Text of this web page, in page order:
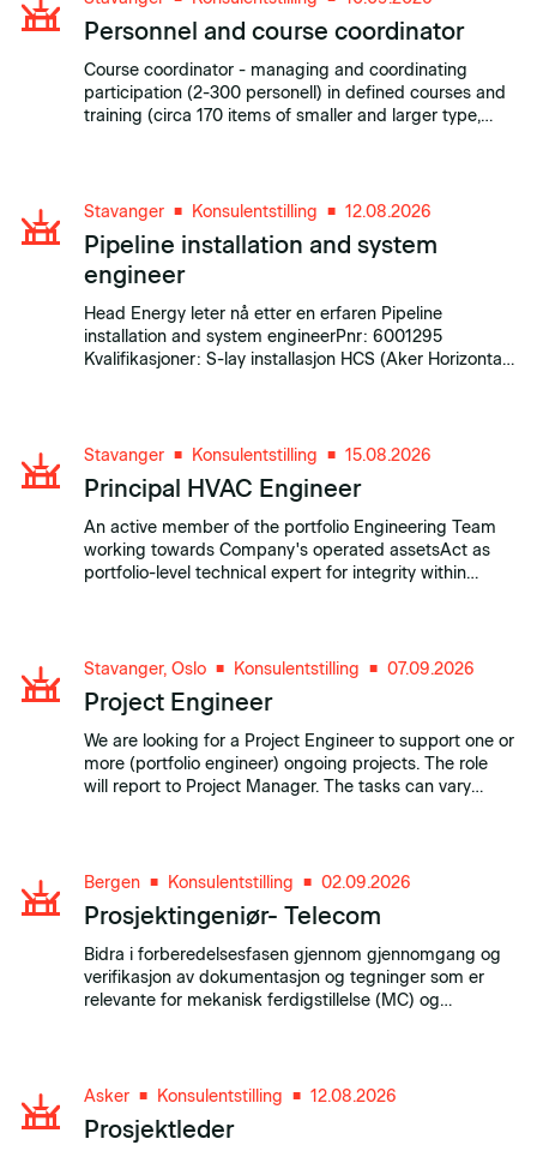
Personnel and course coordinator
Course coordinator - managing and coordinating
participation (2-300 personell) in defined courses and
training (circa 170 items of smaller and larger type,
Stavanger ■ Konsulentstilling ■ 12.08.2026
Pipeline installation and system
engineer
Head Energy leter nå etter en erfaren Pipeline
installation and system engineerPnr: 6001295
Kvalifikasjoner: S-lay installasjon HCS (Aker Horizontal
Stavanger ■ Konsulentstilling ■ 15.08.2026
Principal HVAC Engineer
An active member of the portfolio Engineering Team
working towards Company's operated assetsAct as
portfolio-level technical expert for integrity within
Stavanger, Oslo ■ Konsulentstilling ■ 07.09.2026
Project Engineer
We are looking for a Project Engineer to support one or
more (portfolio engineer) ongoing projects. The role
will report to Project Manager. The tasks can vary
Bergen ■ Konsulentstilling ■ 02.09.2026
Prosjektingeniør- Telecom
Bidra i forberedelsesfasen gjennom gjennomgang og
verifikasjon av dokumentasjon og tegninger som er
relevante for mekanisk ferdigstillelse (MC) og
Asker ■ Konsulentstilling ■ 12.08.2026
Prosjektleder